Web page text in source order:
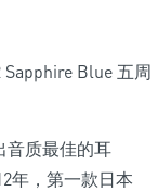
音质最佳的耳
年，第一款日本